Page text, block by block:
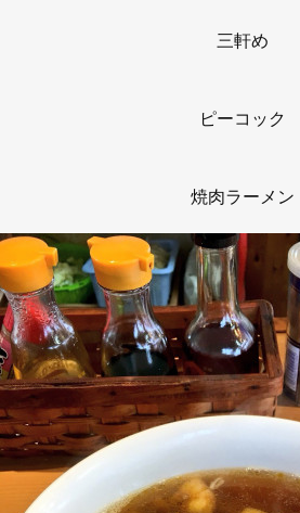
三軒め
ピーコック
焼肉ラーメン